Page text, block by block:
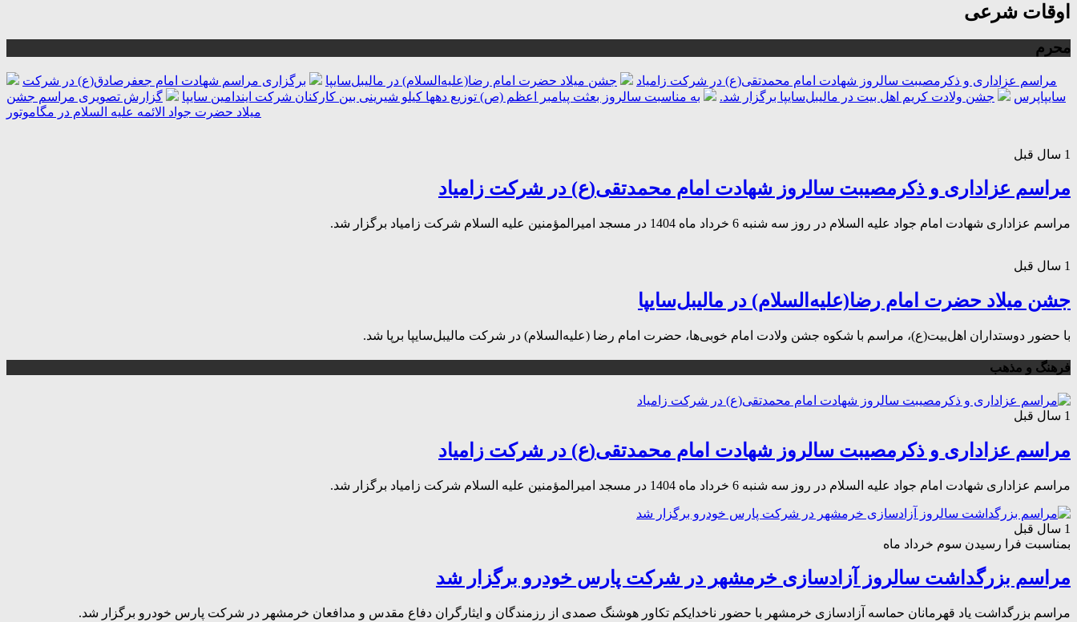
اوقات شرعی
محرم
مراسم عزاداری و ذکرمصیبت سالروز شهادت امام محمدتقی(ع) در شرکت زامیاد جشن میلاد حضرت امام رضا(علیه‌السلام) در مالیبل‌سایپا
برگزاری مراسم شهادت امام جعفرصادق(ع) در شرکت
سایپاپرس
جشن ولادت کریم اهل بیت در مالیبل‌سایپا برگزار شد. به مناسبت سالروز بعثت پیامبر اعظم (ص) توزیع دهها کیلو شیرینی بین کارکنان شرکت ایندامین سایپا
گزارش تصویری مراسم جشن
میلاد حضرت جواد الائمه علیه السلام در مگاموتور
1 سال قبل
مراسم عزاداری و ذکرمصیبت سالروز شهادت امام محمدتقی(ع) در شرکت زامیاد
مراسم عزاداری شهادت امام جواد علیه السلام در روز سه شنبه 6 خرداد ماه 1404 در مسجد امیرالمؤمنین علیه السلام شرکت زامیاد برگزار شد.
1 سال قبل
جشن میلاد حضرت امام رضا(علیه‌السلام) در مالیبل‌سایپا
با حضور دوستداران اهل‌بیت(ع)، مراسم با شکوه جشن ولادت امام خوبی‌ها، حضرت امام رضا (علیه‌السلام) در شركت مالیبل‌سایپا برپا شد.
فرهنگ و مذهب
1 سال قبل
مراسم عزاداری و ذکرمصیبت سالروز شهادت امام محمدتقی(ع) در شرکت زامیاد
مراسم عزاداری شهادت امام جواد علیه السلام در روز سه شنبه 6 خرداد ماه 1404 در مسجد امیرالمؤمنین علیه السلام شرکت زامیاد برگزار شد.
1 سال قبل
بمناسبت فرا رسیدن سوم خرداد ماه
مراسم بزرگداشت سالروز آزادسازی خرمشهر در شرکت پارس خودرو برگزار شد
مراسم بزرگداشت یاد قهرمانان حماسه آزادسازی خرمشهر با حضور ناخدایکم تکاور هوشنگ صمدی از رزمندگان و ایثارگران دفاع مقدس و مدافعان خرمشهر در شرکت پارس خودرو برگزار شد.